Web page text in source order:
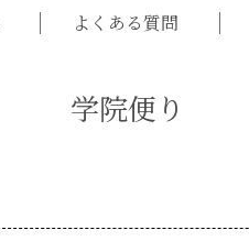
よくある質問
学院便り